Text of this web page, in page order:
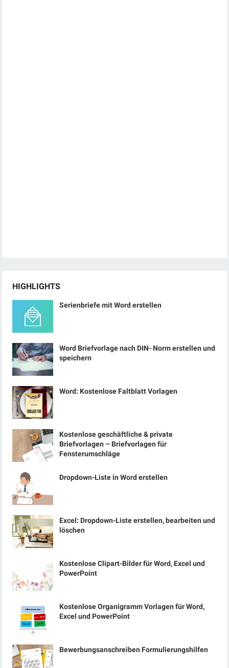
HIGHLIGHTS
Serienbriefe mit Word erstellen
Word Briefvorlage nach DIN- Norm erstellen und
speichern
Word: Kostenlose Faltblatt Vorlagen
Kostenlose geschäftliche & private
Briefvorlagen – Briefvorlagen für
Fensterumschläge
Dropdown-Liste in Word erstellen
Excel: Dropdown-Liste erstellen, bearbeiten und
löschen
Kostenlose Clipart-Bilder für Word, Excel und
PowerPoint
Kostenlose Organigramm Vorlagen für Word,
Excel und PowerPoint
Bewerbungsanschreiben Formulierungshilfen